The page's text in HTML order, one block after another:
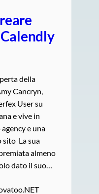
della
Cancryn,
User su
e vive in
e una
sito La sua
almeno
dato il suo…